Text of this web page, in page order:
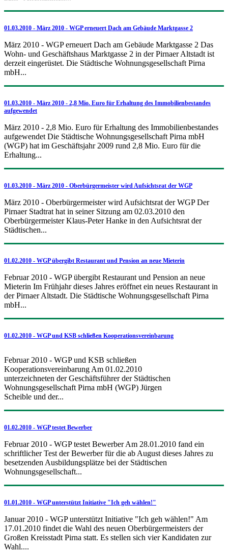
01.03.2010 - März 2010 - WGP erneuert Dach am Gebäude Marktgasse 2
März 2010 - WGP erneuert Dach am Gebäude Marktgasse 2 Das
Wohn- und Geschäftshaus Marktgasse 2 in der Pirnaer Altstadt ist
derzeit eingerüstet. Die Städtische Wohnungsgesellschaft Pirna
mbH...
01.03.2010 - März 2010 - 2,8 Mio. Euro für Erhaltung des Immobilienbestandes
aufgewendet
März 2010 - 2,8 Mio. Euro für Erhaltung des Immobilienbestandes
aufgewendet Die Städtische Wohnungsgesellschaft Pirna mbH
(WGP) hat im Geschäftsjahr 2009 rund 2,8 Mio. Euro für die
Erhaltung...
01.03.2010 - März 2010 - Oberbürgermeister wird Aufsichtsrat der WGP
März 2010 - Oberbürgermeister wird Aufsichtsrat der WGP Der
Pirnaer Stadtrat hat in seiner Sitzung am 02.03.2010 den
Oberbürgermeister Klaus-Peter Hanke in den Aufsichtsrat der
Städtischen...
01.02.2010 - WGP übergibt Restaurant und Pension an neue Mieterin
Februar 2010 - WGP übergibt Restaurant und Pension an neue
Mieterin Im Frühjahr dieses Jahres eröffnet ein neues Restaurant in
der Pirnaer Altstadt. Die Städtische Wohnungsgesellschaft Pirna
mbH...
01.02.2010 - WGP und KSB schließen Kooperationsvereinbarung
Februar 2010 - WGP und KSB schließen
Kooperationsvereinbarung Am 01.02.2010
unterzeichneten der Geschäftsführer der Städtischen
Wohnungsgesellschaft Pirna mbH (WGP) Jürgen
Scheible und der...
01.02.2010 - WGP testet Bewerber
Februar 2010 - WGP testet Bewerber Am 28.01.2010 fand ein
schriftlicher Test der Bewerber für die ab August dieses Jahres zu
besetzenden Ausbildungsplätze bei der Städtischen
Wohnungsgesellschaft...
01.01.2010 - WGP unterstützt Initiative "Ich geh wählen!"
Januar 2010 - WGP unterstützt Initiative "Ich geh wählen!" Am
17.01.2010 findet die Wahl des neuen Oberbürgermeisters der
Großen Kreisstadt Pirna statt. Es stellen sich vier Kandidaten zur
Wahl....